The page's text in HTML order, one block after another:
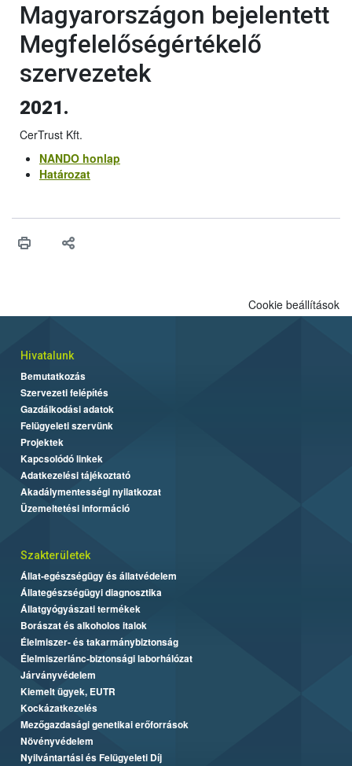
Magyarországon bejelentett
Megfelelőségértékelő
szervezetek
2021.
CerTrust Kft.
NANDO honlap
Határozat
Cookie beállítások
Hivatalunk
Bemutatkozás
Szervezeti felépítés
Gazdálkodási adatok
Felügyeleti szervünk
Projektek
Kapcsolódó linkek
Adatkezelési tájékoztató
Akadálymentességi nyilatkozat
Üzemeltetési információ
Szakterületek
Állat-egészségügy és állatvédelem
Állategészségügyi diagnosztika
Állatgyógyászati termékek
Borászat és alkoholos italok
Élelmiszer- és takarmánybiztonság
Élelmiszerlánc-biztonsági laborhálózat
Járványvédelem
Kiemelt ügyek, EUTR
Kockázatkezelés
Mezőgazdasági genetikai erőforrások
Növényvédelem
Nyilvántartási és Felügyeleti Díj